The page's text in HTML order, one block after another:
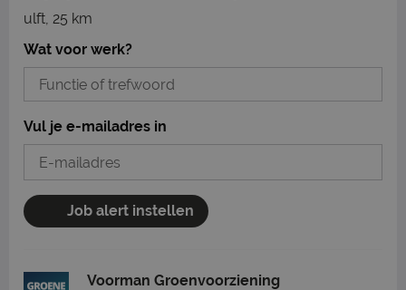
ulft, 25 km
Wat voor werk?
Vul je e-mailadres in
Job alert instellen
Voorman Groenvoorziening